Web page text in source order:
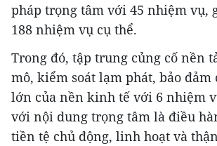
pháp trọng tâm với 45 nhiệm vụ,
188 nhiệm vụ cụ thể.
Trong đó, tập trung củng cố nền
mô, kiểm soát lạm phát, bảo đảm
lớn của nền kinh tế với 6 nhiệm
với nội dung trọng tâm là điều
tiền tệ chủ động, linh hoạt và